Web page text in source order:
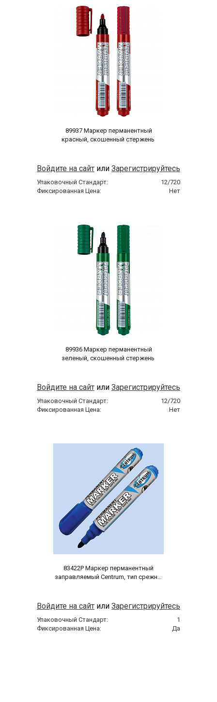
89937 Маркер перманентный
Войдите на сайт или Зарегистрируйтесь
Упаковочный Стандарт:
12/720
Фиксированная Цена:
Нет
89936 Маркер перманентный
Войдите на сайт или Зарегистрируйтесь
Упаковочный Стандарт:
12/720
Фиксированная Цена:
Нет
83422P Маркер перманентный
заправляемый Centrum, тип срежня
Войдите на сайт или Зарегистрируйтесь
Упаковочный Стандарт:
1
Фиксированная Цена:
Да